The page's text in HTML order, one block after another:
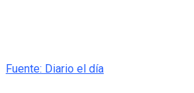
Fuente: Diario el día